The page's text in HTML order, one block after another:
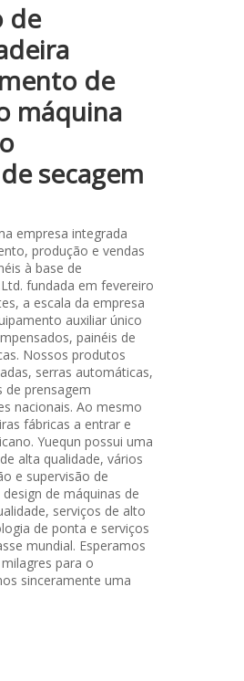
de
de
máquina
secagem
empresa integrada
produção e vendas
à base de
fundada em fevereiro
a escala da empresa
auxiliar único
painéis de
Nossos produtos
serras automáticas,
de prensagem
nacionais. Ao mesmo
fábricas a entrar e
Yuequn possui uma
alta qualidade, vários
e supervisão de
de máquinas de
serviços de alto
de ponta e serviços
mundial. Esperamos
para o
sinceramente uma